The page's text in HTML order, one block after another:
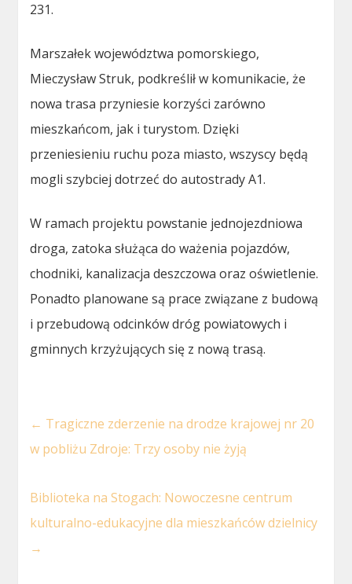
231.
Marszałek województwa pomorskiego,
Mieczysław Struk, podkreślił w komunikacie, że
nowa trasa przyniesie korzyści zarówno
mieszkańcom, jak i turystom. Dzięki
przeniesieniu ruchu poza miasto, wszyscy będą
mogli szybciej dotrzeć do autostrady A1.
W ramach projektu powstanie jednojezdniowa
droga, zatoka służąca do ważenia pojazdów,
chodniki, kanalizacja deszczowa oraz oświetlenie.
Ponadto planowane są prace związane z budową
i przebudową odcinków dróg powiatowych i
gminnych krzyżujących się z nową trasą.
← Tragiczne zderzenie na drodze krajowej nr 20
w pobliżu Zdroje: Trzy osoby nie żyją
Biblioteka na Stogach: Nowoczesne centrum
kulturalno-edukacyjne dla mieszkańców dzielnicy
→